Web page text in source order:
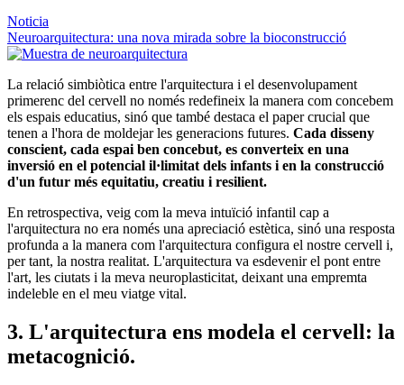
Noticia
Neuroarquitectura: una nova mirada sobre la bioconstrucció
La relació simbiòtica entre l'arquitectura i el desenvolupament
primerenc del cervell no només redefineix la manera com concebem
els espais educatius, sinó que també destaca el paper crucial que
tenen a l'hora de moldejar les generacions futures. Cada disseny
conscient, cada espai ben concebut, es converteix en una
inversió en el potencial il·limitat dels infants i en la construcció
d'un futur més equitatiu, creatiu i resilient.
En retrospectiva, veig com la meva intuïció infantil cap a
l'arquitectura no era només una apreciació estètica, sinó una resposta
profunda a la manera com l'arquitectura configura el nostre cervell i,
per tant, la nostra realitat. L'arquitectura va esdevenir el pont entre
l'art, les ciutats i la meva neuroplasticitat, deixant una empremta
indeleble en el meu viatge vital.
3. L'arquitectura ens modela el cervell: la
metacognició.